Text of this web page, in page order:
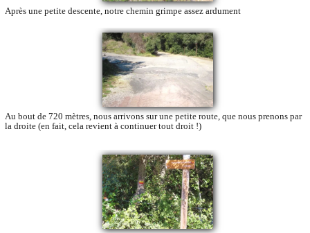
Après une petite descente, notre chemin grimpe assez ardument
Au bout de 720 mètres, nous arrivons sur une petite route, que nous prenons par
la droite (en fait, cela revient à continuer tout droit !)